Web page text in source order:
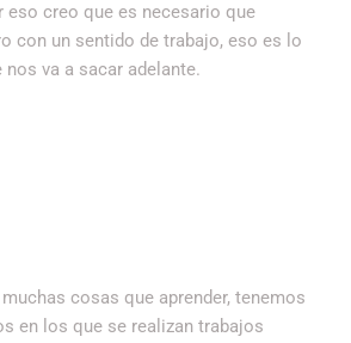
creo que es necesario que
con un sentido de trabajo, eso es lo
nos va a sacar adelante.
cosas que aprender, tenemos
en los que se realizan trabajos